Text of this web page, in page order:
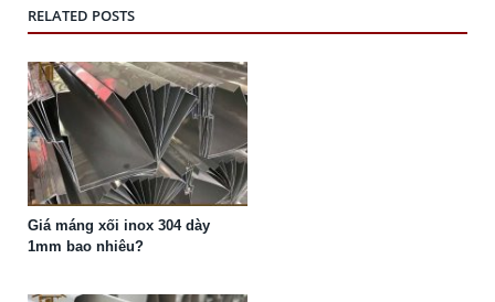
RELATED POSTS
Giá máng xối inox 304 dày
1mm bao nhiêu?